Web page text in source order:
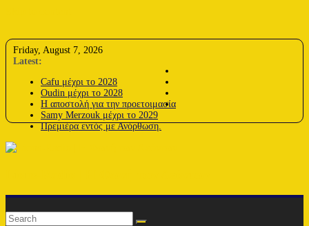
Friday, August 7, 2026
Latest:
Cafu μέχρι το 2028
Oudin μέχρι το 2028
Η αποστολή για την προετοιμασία
Samy Merzouk μέχρι το 2029
Πρεμιέρα εντός με Ανόρθωση.